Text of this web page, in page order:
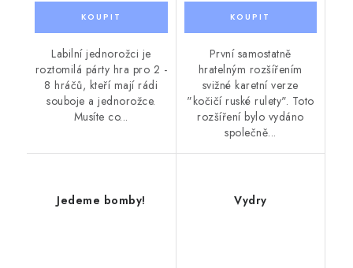
Labilní jednorožci je
roztomilá párty hra pro 2 -
8 hráčů, kteří mají rádi
souboje a jednorožce.
Musíte co...
První samostatně
hratelným rozšířením
svižné karetní verze
"kočičí ruské rulety". Toto
rozšíření bylo vydáno
společně...
Jedeme bomby! Vydry